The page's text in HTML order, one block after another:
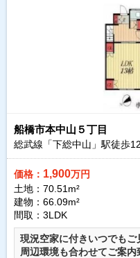
船橋市本中山５丁目
総武線「下総中山」駅徒歩12
価格： 1,900万円
土地：70.51m²
建物：66.09m²
間取：3LDK
現況空家に付きいつでもご
周辺環境も合わせてご案